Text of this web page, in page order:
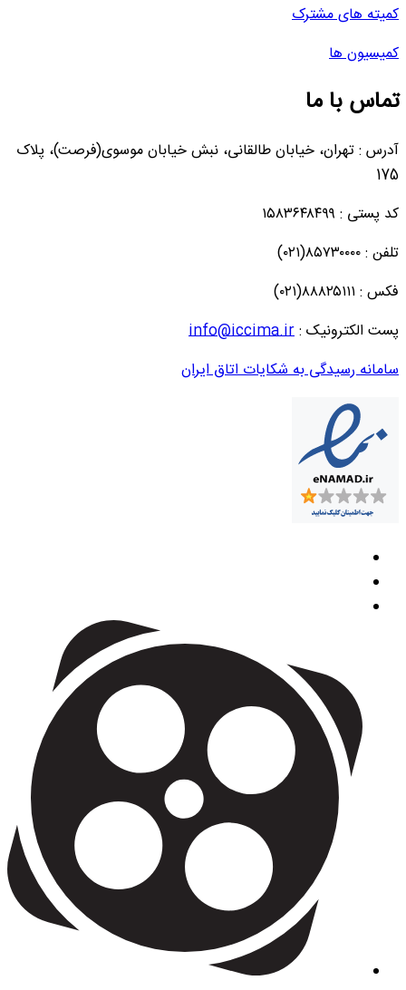
کمیته های مشترک
کمیسیون ها
تماس با ما
آدرس : تهران، خیابان طالقانی، نبش خیابان موسوی(فرصت)، پلاک
175
کد پستی : ۱۵۸۳۶۴۸۴۹۹
تلفن : ۸۵۷۳۰۰۰۰(۰۲۱)
فکس : ۸۸۸۲۵۱۱۱(۰۲۱)
پست الکترونیک :info@iccima.ir
سامانه رسیدگی به شکایات اتاق ایران